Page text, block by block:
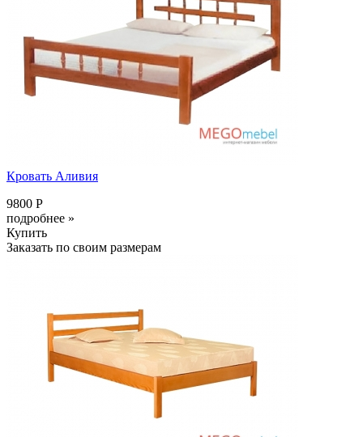
Кровать Аливия
9800 Р
подробнее »
Купить
Заказать по своим размерам